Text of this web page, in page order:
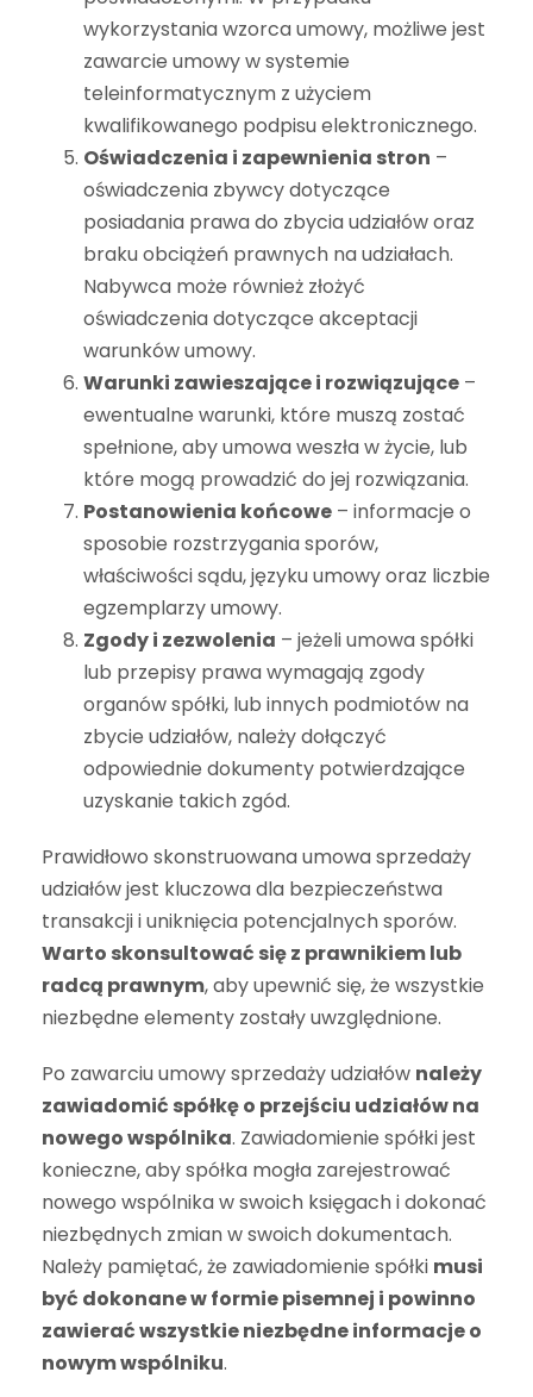
wykorzystania wzorca umowy, możliwe jest
zawarcie umowy w systemie
teleinformatycznym z użyciem
kwalifikowanego podpisu elektronicznego.
Oświadczenia i zapewnienia stron –
oświadczenia zbywcy dotyczące
posiadania prawa do zbycia udziałów oraz
braku obciążeń prawnych na udziałach.
Nabywca może również złożyć
oświadczenia dotyczące akceptacji
warunków umowy.
Warunki zawieszające i rozwiązujące –
ewentualne warunki, które muszą zostać
spełnione, aby umowa weszła w życie, lub
które mogą prowadzić do jej rozwiązania.
Postanowienia końcowe – informacje o
sposobie rozstrzygania sporów,
właściwości sądu, języku umowy oraz liczbie
egzemplarzy umowy.
Zgody i zezwolenia – jeżeli umowa spółki
lub przepisy prawa wymagają zgody
organów spółki, lub innych podmiotów na
zbycie udziałów, należy dołączyć
odpowiednie dokumenty potwierdzające
uzyskanie takich zgód.
Prawidłowo skonstruowana umowa sprzedaży
udziałów jest kluczowa dla bezpieczeństwa
transakcji i uniknięcia potencjalnych sporów.
Warto skonsultować się z prawnikiem lub
radcą prawnym, aby upewnić się, że wszystkie
niezbędne elementy zostały uwzględnione.
Po zawarciu umowy sprzedaży udziałów należy
zawiadomić spółkę o przejściu udziałów na
nowego wspólnika. Zawiadomienie spółki jest
konieczne, aby spółka mogła zarejestrować
nowego wspólnika w swoich księgach i dokonać
niezbędnych zmian w swoich dokumentach.
Należy pamiętać, że zawiadomienie spółki musi
być dokonane w formie pisemnej i powinno
zawierać wszystkie niezbędne informacje o
nowym wspólniku.